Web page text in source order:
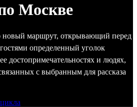
Москве
новый маршрут, открывающий перед
определенный уголок
достопримечательностях и людях,
с выбранным для рассказа